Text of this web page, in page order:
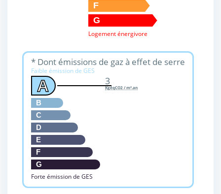
F
G
Logement énergivore
* Dont émissions de gaz à effet de serre
Faible émission de GES
A
B
C
D
E
F
G
Forte émission de GES
3
KgéqCO2 / m².an